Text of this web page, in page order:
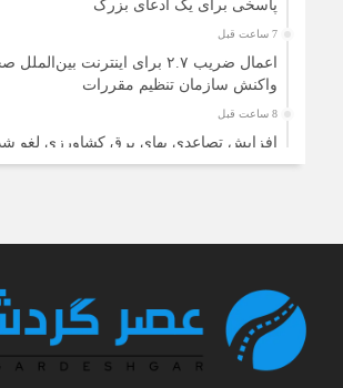
پاسخی برای یک ادعای بزرگ
7 ساعت قبل
اعمال ضریب ۲.۷ برای اینترنت
واکنش سازمان تنظیم مقررات
8 ساعت قبل
افزایش تصاعدی بهای برق کشاورزی لغو
در آستانه ورشکستگی
8 ساعت قبل
تغییر مسیر گردشگران اروپایی زیر